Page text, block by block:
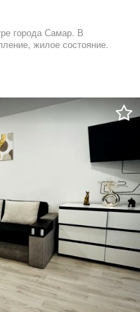
города Самар. В
жилое состояние.